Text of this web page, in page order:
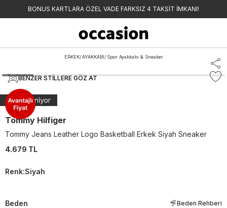
BONUS KARTLARA ÖZEL VADE FARKSIZ 4 TAKSİT İMKANI!
ERKEK/ AYAKKABI/ Spor Ayakkabı & Sneaker
BENZER STILLERE GÖZ AT
Tommy Hilfiger
Tommy Jeans Leather Logo Basketball Erkek Siyah Sneaker
4.679 TL
Renk:Siyah
Beden Beden Rehberi